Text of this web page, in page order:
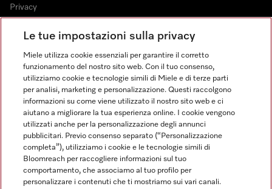
Privacy
Dichiarazione di Accessibilità
Modulo di recesso
Legge sui servizi digitali
Impostazioni cookie
FINANZIAMENTO FINO A 50 MESI CON OPZIONE 10 E TASSO
ZERO
Le tue impostazioni sulla privacy
Miele utilizza cookie essenziali per garantire il corretto
funzionamento del nostro sito web. Con il tuo consenso,
utilizziamo cookie e tecnologie simili di Miele e di terze parti
per analisi, marketing e personalizzazione. Questi raccolgono
informazioni su come viene utilizzato il nostro sito web e ci
aiutano a migliorare la tua esperienza online. I cookie vengono
utilizzati anche per la personalizzazione degli annunci
pubblicitari. Previo consenso separato (“Personalizzazione
completa”), utilizziamo i cookie e le tecnologie simili di
Bloomreach per raccogliere informazioni sul tuo
comportamento, che associamo al tuo profilo per
personalizzare i contenuti che ti mostriamo sui vari canali.